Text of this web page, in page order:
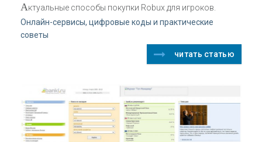
Актуальные способы покупки Robux для игроков.
Онлайн-сервисы, цифровые коды и практические
советы
читать статью